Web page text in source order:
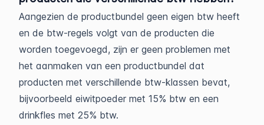
Aangezien de productbundel geen eigen btw heeft
en de btw-regels volgt van de producten die
worden toegevoegd, zijn er geen problemen met
het aanmaken van een productbundel dat
producten met verschillende btw-klassen bevat,
bijvoorbeeld eiwitpoeder met 15% btw en een
drinkfles met 25% btw.